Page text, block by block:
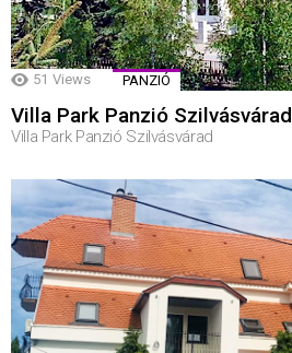
51 Views PANZIÓ
Villa Park Panzió Szilvásvárad
Villa Park Panzió Szilvásvárad